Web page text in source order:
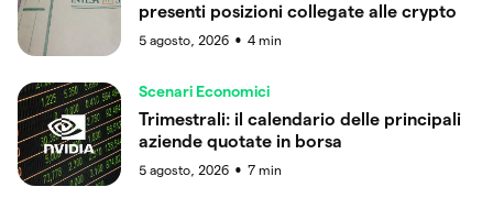
presenti posizioni collegate alle crypto
5 agosto, 2026 ● 4 min
Scenari Economici
Trimestrali: il calendario delle principali
aziende quotate in borsa
5 agosto, 2026 ● 7 min